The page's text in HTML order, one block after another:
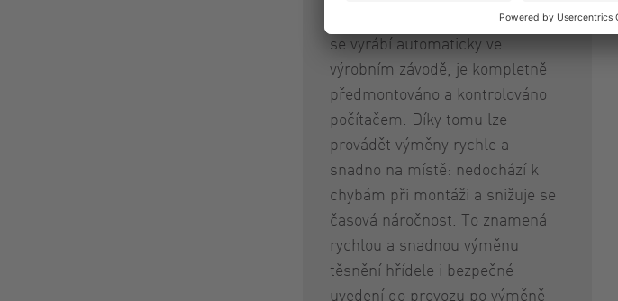
těsnění v kazetovém provedení
se vyrábí automaticky ve
výrobním závodě, je kompletně
předmontováno a kontrolováno
počítačem. Díky tomu lze
provádět výměny rychle a
snadno na místě: nedochází k
chybám při montáži a snižuje se
časová náročnost. To znamená
rychlou a snadnou výměnu
těsnění hřídele i bezpečné
uvedení do provozu po výměně